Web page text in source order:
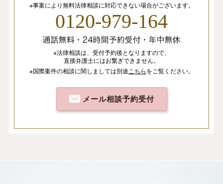
※事案により無料法律相談に対応できない場合がございます。
0120-979-164
※法律相談は、 受付予約後となりますので、
直接弁護士にはお繋ぎできません。
※国際案件の相談に関しましては別途 こちらをご覧ください。
メール相談予約受付